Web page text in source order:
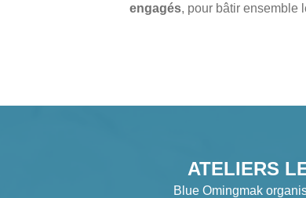
engagés, pour bâtir ensemble
ATELIERS
Blue Omingmak